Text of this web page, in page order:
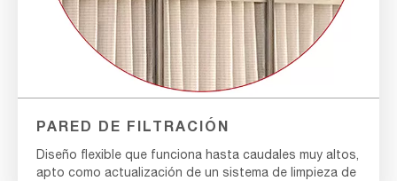
PARED DE FILTRACIÓN
Diseño flexible que funciona hasta caudales muy altos,
apto como actualización de un sistema de limpieza de